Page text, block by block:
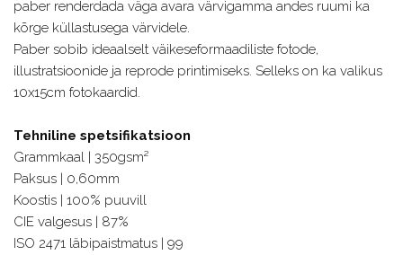
paber renderdada väga avara värvigamma andes ruumi ka
kõrge küllastusega värvidele.
Paber sobib ideaalselt väikeseformaadiliste fotode,
illustratsioonide ja reprode printimiseks. Selleks on ka valikus
10x15cm fotokaardid.
Tehniline spetsifikatsioon
Grammkaal | 350gsm²
Paksus | 0,60mm
Koostis | 100% puuvill
CIE valgesus | 87%
ISO 2471 läbipaistmatus | 99